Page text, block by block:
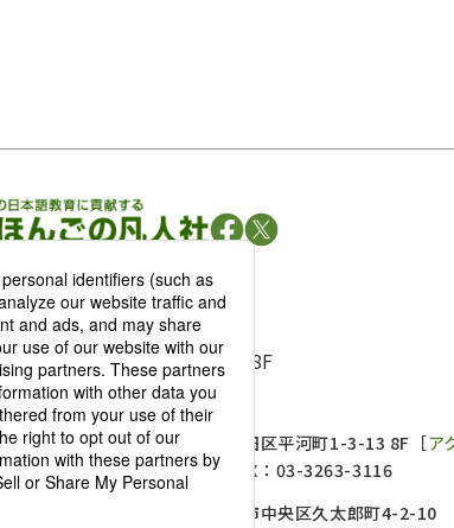
版情報
京都千代田区平河町 1-3-13 8F
3959／FAX：03-3263-3116
〒102-0093 東京都千代田区平河町1-3-13 8F［ア
TEL：03-3239-8673／FAX：03-3263-3116
〒541-0056 大阪府大阪市中央区久太郎町4-2-10